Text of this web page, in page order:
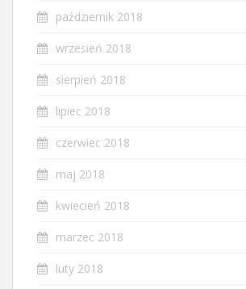
październik 2018
wrzesień 2018
sierpień 2018
lipiec 2018
czerwiec 2018
maj 2018
kwiecień 2018
marzec 2018
luty 2018